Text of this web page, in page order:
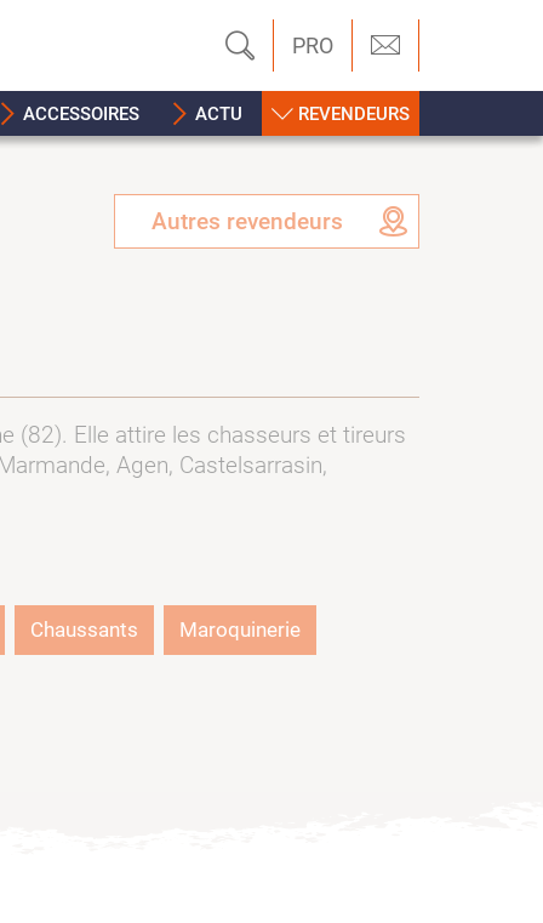
PRO
ACCESSOIRES ACTU REVENDEURS
Autres revendeurs
(82). Elle attire les chasseurs et tireurs
Agen, Castelsarrasin,
Chaussants Maroquinerie